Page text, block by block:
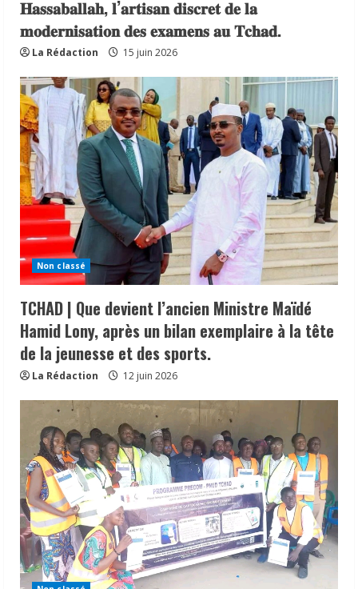
𝐇𝐚𝐬𝐬𝐚𝐛𝐚𝐥𝐥𝐚𝐡, 𝐥’𝐚𝐫𝐭𝐢𝐬𝐚𝐧 𝐝𝐢𝐬𝐜𝐫𝐞𝐭 𝐝𝐞 𝐥𝐚
𝐦𝐨𝐝𝐞𝐫𝐧𝐢𝐬𝐚𝐭𝐢𝐨𝐧 𝐝𝐞𝐬 𝐞𝐱𝐚𝐦𝐞𝐧𝐬 𝐚𝐮 𝐓𝐜𝐡𝐚𝐝.
La Rédaction 15 juin 2026
Non classé
TCHAD | Que devient l’ancien Ministre Maïdé
Hamid Lony, après un bilan exemplaire à la tête
de la jeunesse et des sports.
La Rédaction 12 juin 2026